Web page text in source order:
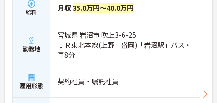
給料 月収35.0万円～40.0万円
勤務地
宮城県 岩沼市 吹上3-6-25
ＪＲ東北本線(上野－盛岡)「岩沼駅」バス・
車8分
雇用形態 契約社員・嘱託社員